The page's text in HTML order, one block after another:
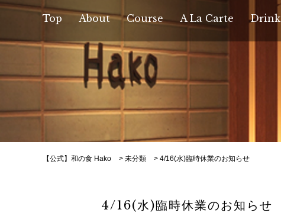
Top About Course A La Carte Drink
【公式】和の食 Hako > 未分類 > 4/16(水)臨時休業のお知らせ
4/16(水)臨時休業のお知らせ